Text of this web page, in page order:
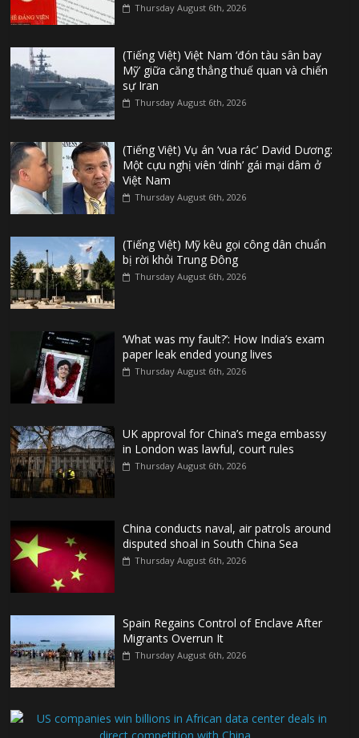
Thursday August 6th, 2026
(Tiếng Việt) Việt Nam ‘đón tàu sân bay
Mỹ’ giữa căng thẳng thuế quan và chiến
sự Iran
Thursday August 6th, 2026
(Tiếng Việt) Vụ án ‘vua rác’ David Dương:
Một cựu nghị viên ‘dính’ gái mại dâm ở
Việt Nam
Thursday August 6th, 2026
(Tiếng Việt) Mỹ kêu gọi công dân chuẩn
bị rời khỏi Trung Đông
Thursday August 6th, 2026
‘What was my fault?’: How India’s exam
paper leak ended young lives
Thursday August 6th, 2026
UK approval for China’s mega embassy
in London was lawful, court rules
Thursday August 6th, 2026
China conducts naval, air patrols around
disputed shoal in South China Sea
Thursday August 6th, 2026
Spain Regains Control of Enclave After
Migrants Overrun It
Thursday August 6th, 2026